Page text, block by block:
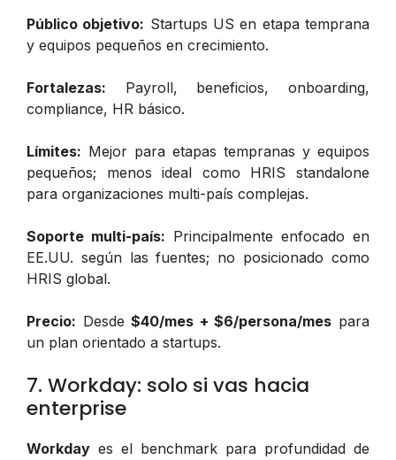
Público objetivo: Startups US en etapa temprana
y equipos pequeños en crecimiento.
Fortalezas: Payroll, beneficios, onboarding,
compliance, HR básico.
Límites: Mejor para etapas tempranas y equipos
pequeños; menos ideal como HRIS standalone
para organizaciones multi-país complejas.
Soporte multi-país: Principalmente enfocado en
EE.UU. según las fuentes; no posicionado como
HRIS global.
Precio: Desde$40/mes + $6/persona/mes para
un plan orientado a startups.
7. Workday: solo si vas hacia
enterprise
Workday es el benchmark para profundidad de